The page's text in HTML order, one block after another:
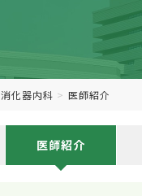
動
消化器内科 医師紹介
医師紹介